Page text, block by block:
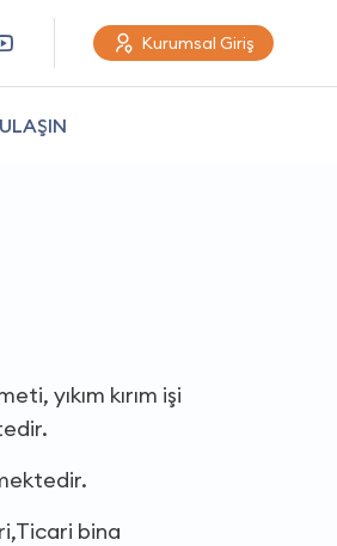
Kurumsal Giriş
yıkım kırım işi
bina